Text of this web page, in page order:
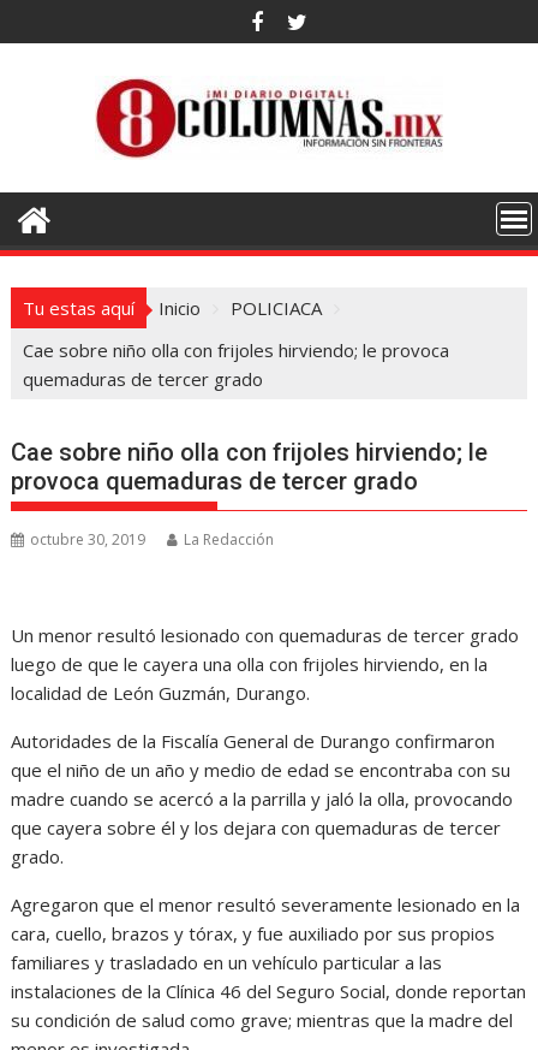
al
Tu estas aquí Inicio
POLICIACA
Cae sobre niño olla con frijoles hirviendo; le provoca
quemaduras de tercer grado
Cae sobre niño olla con frijoles hirviendo; le
provoca quemaduras de tercer grado
octubre 30, 2019 La Redacción
Un menor resultó lesionado con quemaduras de tercer grado
luego de que le cayera una olla con frijoles hirviendo, en la
localidad de León Guzmán, Durango.
Autoridades de la Fiscalía General de Durango confirmaron
que el niño de un año y medio de edad se encontraba con su
madre cuando se acercó a la parrilla y jaló la olla, provocando
que cayera sobre él y los dejara con quemaduras de tercer
grado.
Agregaron que el menor resultó severamente lesionado en la
cara, cuello, brazos y tórax, y fue auxiliado por sus propios
familiares y trasladado en un vehículo particular a las
instalaciones de la Clínica 46 del Seguro Social, donde reportan
su condición de salud como grave; mientras que la madre del